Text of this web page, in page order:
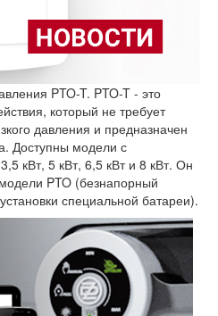
PTO-T. PTO-T - это
который не требует
давления и предназначен
Доступны модели с
кВт, 5 кВт, 6,5 кВт и 8 кВт. Он
PTO (безнапорный
специальной батареи).